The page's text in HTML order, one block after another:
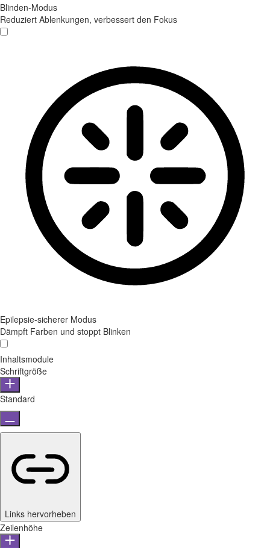
Blinden-Modus
Reduziert Ablenkungen, verbessert den Fokus
Epilepsie-sicherer Modus
Dämpft Farben und stoppt Blinken
Inhaltsmodule
Schriftgröße
Standard
Links hervorheben
Zeilenhöhe